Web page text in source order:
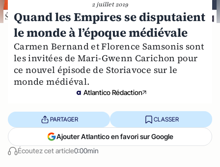
2 juillet 2019
Quand les Empires se disputaient
le monde à l’époque médiévale
Carmen Bernand et Florence Samsonis sont
les invitées de Mari-Gwenn Carichon pour
ce nouvel épisode de Storiavoce sur le
monde médiéval.
Atlantico Rédaction
Écoutez cet article0:00min
PARTAGER CLASSER
Ajouter Atlantico en favori sur Google